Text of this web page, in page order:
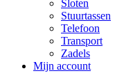
Sloten
Stuurtassen
Telefoon
Transport
Zadels
Mijn account